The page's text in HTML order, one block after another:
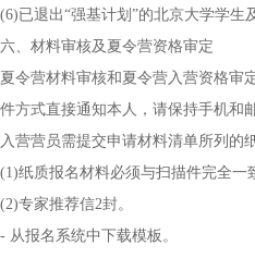
(6)已退出“强基计划”的北京大学学生
六、材料审核及夏令营资格审定
夏令营材料审核和夏令营入营资格审
件方式直接通知本人，请保持手机和
入营营员需提交申请材料清单所列的
(1)纸质报名材料必须与扫描件完全一
(2)专家推荐信2封。
- 从报名系统中下载模板。